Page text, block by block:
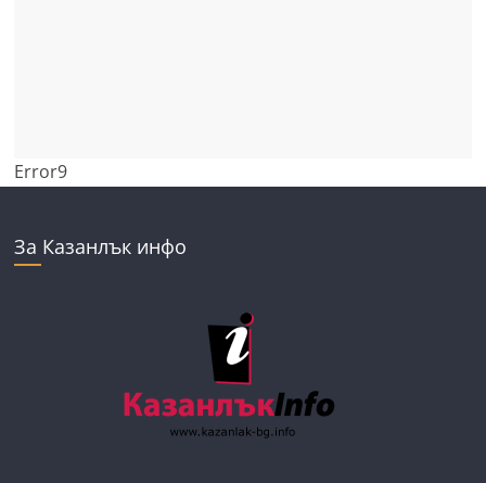
Error9
За Казанлък инфо